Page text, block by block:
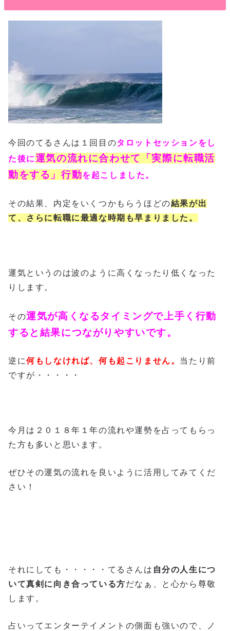
今回のてるさんは１回目のタロットセッションをし
た後に運気の流れに合わせて「実際に転職活
動をする」行動を起こしました。
その結果、内定をいくつかもらうほどの結果が出
て、さらに転職に最適な時期も早まりました。
運気というのは波のように高くなったり低くなった
りします。
その運気が高くなるタイミングで上手く行動
すると結果につながりやすいです。
逆に何もしなければ、何も起こりません。 当たり前
ですが・・・・・
今月は２０１８年１年の流れや運勢を占ってもらっ
た方も多いと思います。
ぜひその運気の流れを良いように活用してみてくだ
さい！
それにしても・・・・・てるさんは 自分の人生につ
いて真剣に向き合っている方だなぁ、と心から尊敬
します。
占いってエンターテイメントの側面も強いので、ノ